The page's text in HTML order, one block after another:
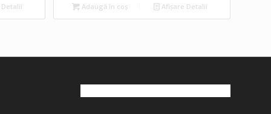
Adaugă în coș Afișare Detalii